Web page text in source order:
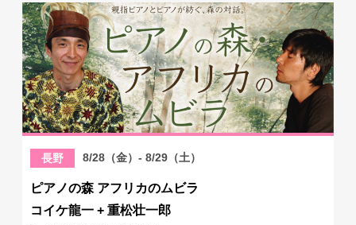
長野 8/28（金）- 8/29（土）
ピアノの森 アフリカのムビラ
コイケ龍一 + 重松壮一郎